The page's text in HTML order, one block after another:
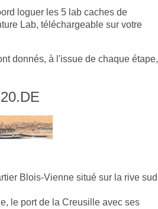
loguer les 5 lab caches de
Lab, téléchargeable sur votre
donnés, à l'issue de chaque étape,
Blois-Vienne situé sur la rive sud
le port de la Creusille avec ses